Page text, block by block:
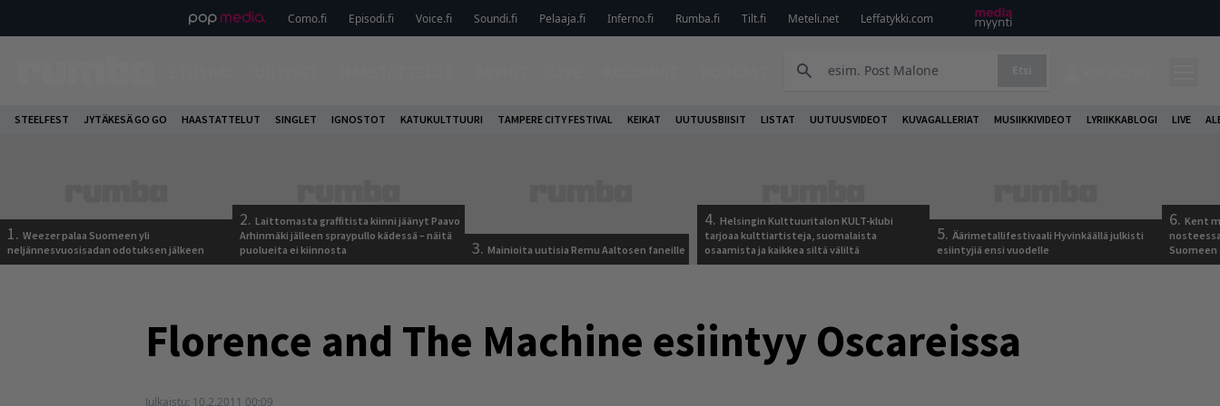
Como.fi Episodi.fi Voice.fi Soundi.fi Pelaaja.fi Inferno.fi Rumba.fi Tilt.fi Meteli.net Leffatykki.com
STEELFEST JYTÄKESÄ GO GO HAASTATTELUT SINGLET IGNOSTOT KATUKULTTUURI TAMPERE CITY FESTIVAL KEIKAT UUTUUSBIISIT LISTAT UUTUUSVIDEOT KUVAGALLERIAT MUSIIKKIVIDEOT LYRIIKKABLOGI LIVE
1. Weezer palaa Suomeen yli
neljännesvuosisadan odotuksen jälkeen
2. Laittomasta graffitista kiinni jäänyt Paavo
Arhinmäki jälleen spraypullo kädessä – näitä
puolueita ei kiinnosta
3. Mainioita uutisia Remu Aaltosen faneille
4. Helsingin Kulttuuritalon KULT-klubi
tarjoaa kulttiartisteja, suomalaista
osaamista ja kaikkea siltä väliltä
5. Äärimetallifestivaali Hyvinkäällä julkisti
esiintyjiä ensi vuodelle
6. Kent
Suomeen
Florence and The Machine esiintyy Oscareissa
Julkaistu: 10.2.2011 00:09